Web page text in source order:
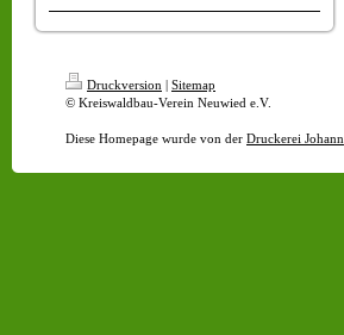
Druckversion | Sitemap
© Kreiswaldbau-Verein Neuwied e.V.
Diese Homepage wurde von der Druckerei Johann